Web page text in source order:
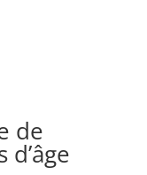
de